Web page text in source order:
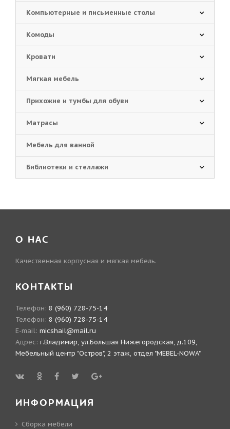
Компьютерные и письменные столы
Комоды
Кровати
Мягкая мебель
Прихожие и тумбы для обуви
Матрасы
Мебель для ванной
Библиотеки и стеллажи
О НАС
Качественная корпусная и мягкая мебель.
КОНТАКТЫ
Телефон: 8 (960) 728-75-14
Телефон: 8 (960) 728-75-14
E-mail: micshail@mail.ru
Адрес: г.Владимир, ул.Большая Нижегородская, д.109,
Мебельный центр "Остров", 2 этаж, отдел "MEBEL-NOWA"
ИНФОРМАЦИЯ
Сборка мебели